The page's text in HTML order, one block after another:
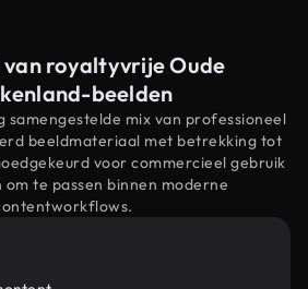
royaltyvrije Oude
beelden
samengestelde mix van professioneel
beeldmateriaal met betrekking tot
voor commercieel gebruik
te passen binnen moderne